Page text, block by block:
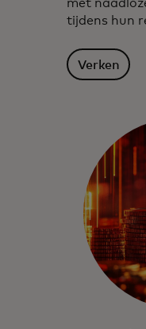
met
tijdens hun
Verken